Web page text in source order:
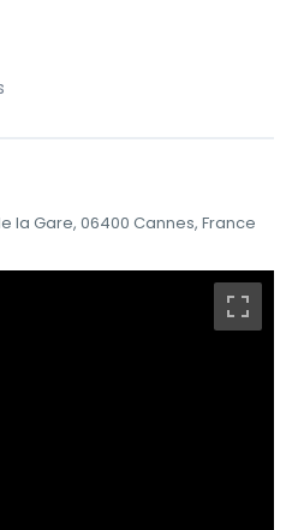
la Gare, 06400 Cannes, France